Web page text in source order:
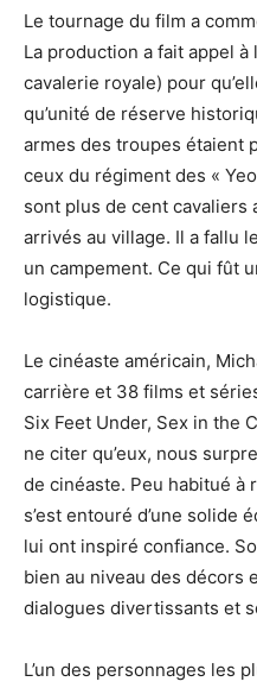
Le tournage du film a
La production a fait appel
cavalerie royale) pour
qu’unité de réserve
armes des troupes étaient
ceux du régiment des «
sont plus de cent cavaliers
arrivés au village. Il a fallu
un campement. Ce qui fût
logistique.
Le cinéaste américain,
carrière et 38 films et
Six Feet Under, Sex in the
ne citer qu’eux, nous
de cinéaste. Peu habitué
s’est entouré d’une solide
lui ont inspiré confiance.
bien au niveau des décors
dialogues divertissants et
L’un des personnages les